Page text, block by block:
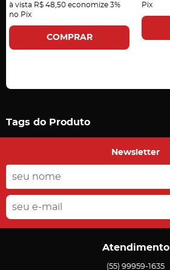
à vista R$ 48,50 economize 3%
no Pix
COMPRAR
Pix
Tags do Produto
Newsletter
Atendimento
(55) 99959-1635